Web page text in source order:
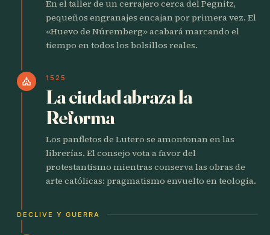
En el taller de un cerrajero cerca del Pegnitz,
pequeños engranajes encajan por primera vez. El
«Huevo de Núremberg» acabará marcando el
tiempo en todos los bolsillos reales.
church 1525
La ciudad abraza la
Reforma
Los panfletos de Lutero se amontonan en las
librerías. El consejo vota a favor del
protestantismo mientras conserva las obras de
arte católicas: pragmatismo envuelto en teología.
DECLIVE Y GUERRA